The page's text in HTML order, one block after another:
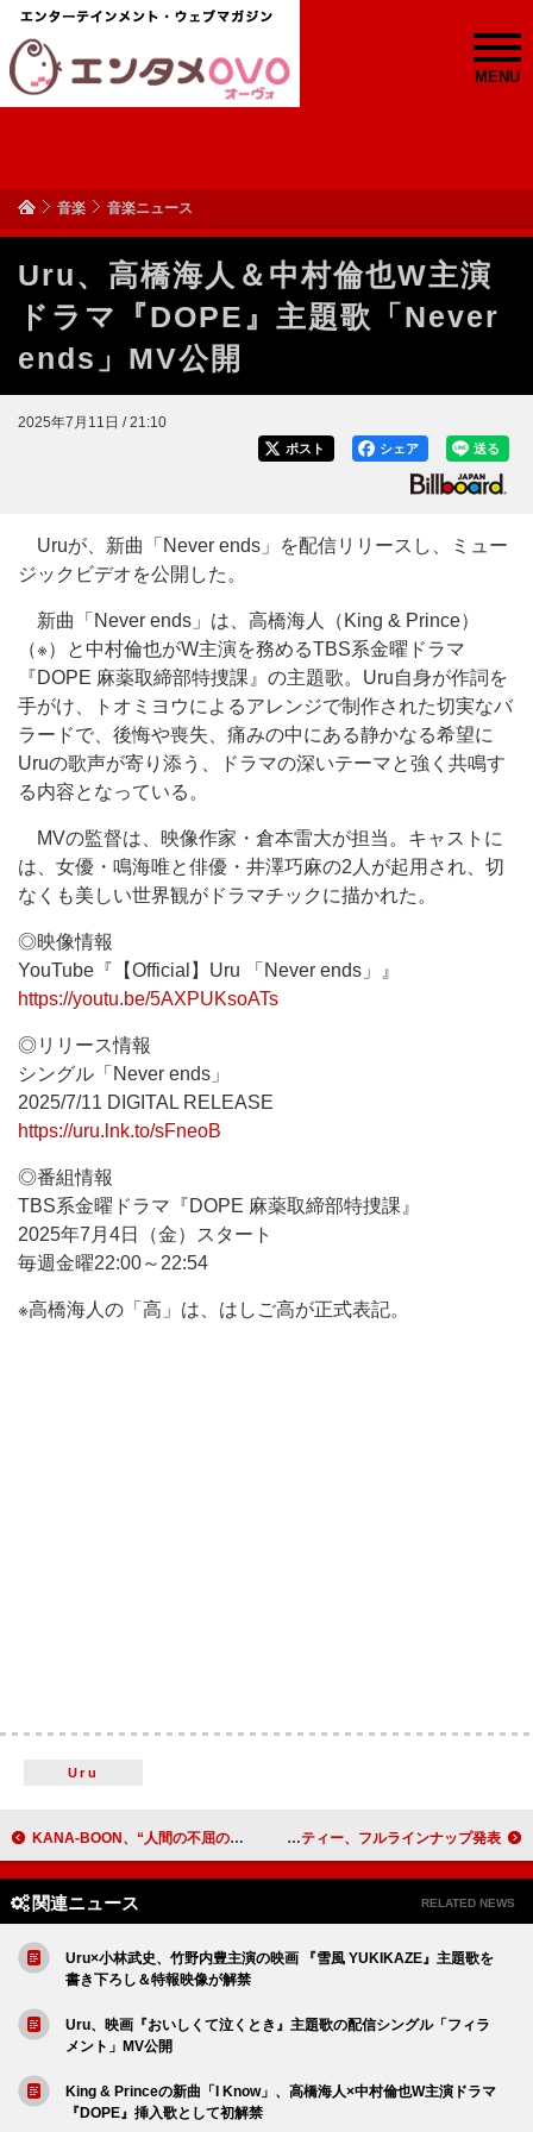
MENU
音楽 音楽ニュース
Uru、高橋海人＆中村倫也W主演
ドラマ『DOPE』主題歌「Never
ends」MV公開
2025年7月11日 / 21:10
送る
シェア
ポスト
Uruが、新曲「Never ends」を配信リリースし、ミュー
ジックビデオを公開した。
新曲「Never ends」は、高橋海人（King & Prince）
（※）と中村倫也がW主演を務めるTBS系金曜ドラマ
『DOPE 麻薬取締部特捜課』の主題歌。Uru自身が作詞を
手がけ、トオミヨウによるアレンジで制作された切実なバ
ラードで、後悔や喪失、痛みの中にある静かなる希望に
Uruの歌声が寄り添う、ドラマの深いテーマと強く共鳴す
る内容となっている。
MVの監督は、映像作家・倉本雷大が担当。キャストに
は、女優・鳴海唯と俳優・井澤巧麻の2人が起用され、切
なくも美しい世界観がドラマチックに描かれた。
◎映像情報
YouTube『【Official】Uru 「Never ends」』
https://youtu.be/5AXPUKsoATs
◎リリース情報
シングル「Never ends」
2025/7/11 DIGITAL RELEASE
https://uru.lnk.to/sFneoB
◎番組情報
TBS系金曜ドラマ『DOPE 麻薬取締部特捜課』
2025年7月4日（金）スタート
毎週金曜22:00～22:54
※高橋海人の「高」は、はしご高が正式表記。
Uru
KANA-BOON、“人間の不屈の精神”を讃える「SUPERNOVA」MV公開 ブライアン・バートンルイスのサヨナラパーティー、フルラインナップ発表
関連ニュース RELATED NEWS
Uru×小林武史、竹野内豊主演の映画 『雪風 YUKIKAZE』主題歌を
書き下ろし＆特報映像が解禁
Uru、映画『おいしくて泣くとき』主題歌の配信シングル「フィラ
メント」MV公開
King & Princeの新曲「I Know」、高橋海人×中村倫也W主演ドラマ
『DOPE』挿入歌として初解禁